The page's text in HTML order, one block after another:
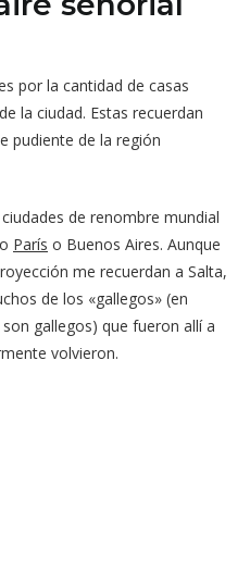
por la cantidad de casas
la ciudad. Estas recuerdan
pudiente de la región
de renombre mundial
París o Buenos Aires. Aunque
me recuerdan a Salta,
de los «gallegos» (en
gallegos) que fueron allí a
volvieron.